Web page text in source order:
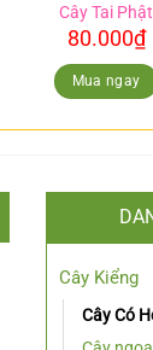
Cây Tai Phật
80.000₫
Mua ngay
Cây Kiểng
Cây Có